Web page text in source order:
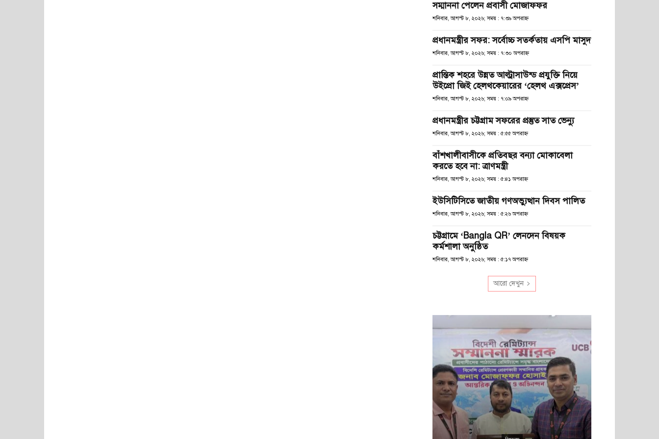
সম্মাননা পেলেন প্রবাসী মোজাফফর
শনিবার, আগস্ট ৮, ২০২৬; সময় : ৭:৩৯ অপরাহ্ণ
প্রধানমন্ত্রীর সফর: সর্বোচ্চ সতর্কতায় এসপি মাসুদ
শনিবার, আগস্ট ৮, ২০২৬; সময় : ৭:৩০ অপরাহ্ণ
প্রান্তিক শহরে উন্নত আল্ট্রাসাউন্ড প্রযুক্তি নিয়ে
উইপ্রো জিই হেলথকেয়ারের ‘হেলথ এক্সপ্রেস’
শনিবার, আগস্ট ৮, ২০২৬; সময় : ৭:০৯ অপরাহ্ণ
প্রধানমন্ত্রীর চট্টগ্রাম সফরের প্রস্তুত সাত ভেন্যু
শনিবার, আগস্ট ৮, ২০২৬; সময় : ৫:৫৫ অপরাহ্ণ
বাঁশখালীবাসীকে প্রতিবছর বন্যা মোকাবেলা
করতে হবে না: ত্রাণমন্ত্রী
শনিবার, আগস্ট ৮, ২০২৬; সময় : ৫:৪১ অপরাহ্ণ
ইউসিটিসিতে জাতীয় গণঅভ্যুত্থান দিবস পালিত
শনিবার, আগস্ট ৮, ২০২৬; সময় : ৫:২৬ অপরাহ্ণ
চট্টগ্রামে ‘Bangla QR’ লেনদেন বিষয়ক
কর্মশালা অনুষ্ঠিত
শনিবার, আগস্ট ৮, ২০২৬; সময় : ৫:১৭ অপরাহ্ণ
আরো দেখুন